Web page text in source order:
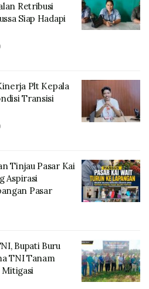
Retribusi
Siap Hadapi
Plt Kepala
Transisi
Tinjau Pasar Kai
Aspirasi
Pasar
Bupati Buru
TNI Tanam
Mitigasi